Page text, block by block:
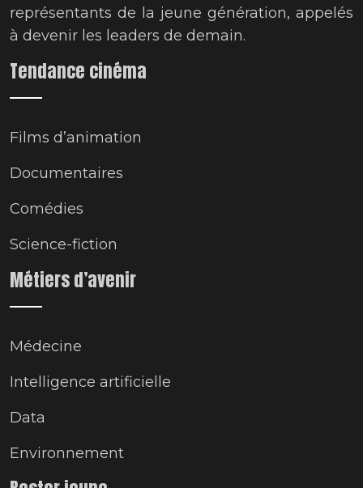
représentants de la jeune génération, appelés
à devenir les leaders de demain.
Tendance cinéma
Films d’animation
Documentaires
Comédies
Science-fiction
Métiers d’avenir
Médecine
Intelligence artificielle
Data
Environnement